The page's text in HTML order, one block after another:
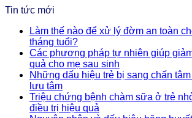
Tin tức mới
Làm thế nào để xử lý đờm an toàn
tháng tuổi?
Các phương pháp tự nhiên giúp
quả cho mẹ sau sinh
Những dấu hiệu trẻ bị sang chấn
lưu tâm
Triệu chứng bệnh chàm sữa ở trẻ
điều trị hiệu quả